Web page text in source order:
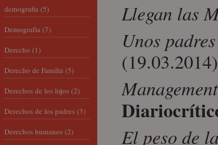
Llegan las
Unos
El peso de
demografia (5)
Demografía (7)
Derecho (1)
Derecho de Familia (5)
Derechos de los hijos (2)
Derechos de los padres (3)
Derechos humanos (2)